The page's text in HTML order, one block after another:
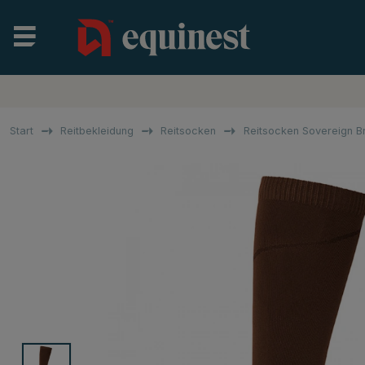
Start Reitbekleidung Reitsocken Reitsocken Sovereign